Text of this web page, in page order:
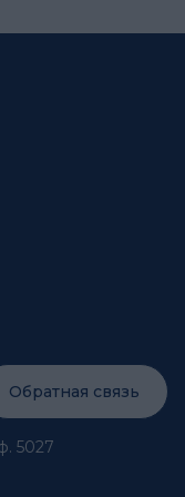
5027
Обратная связь